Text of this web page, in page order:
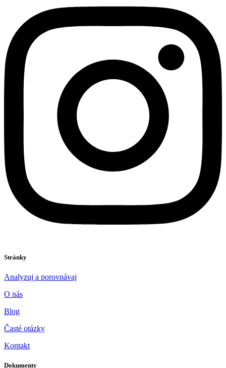
Stránky
Analyzuj a porovnávaj
O nás
Blog
Časté otázky
Kontakt
Dokumenty